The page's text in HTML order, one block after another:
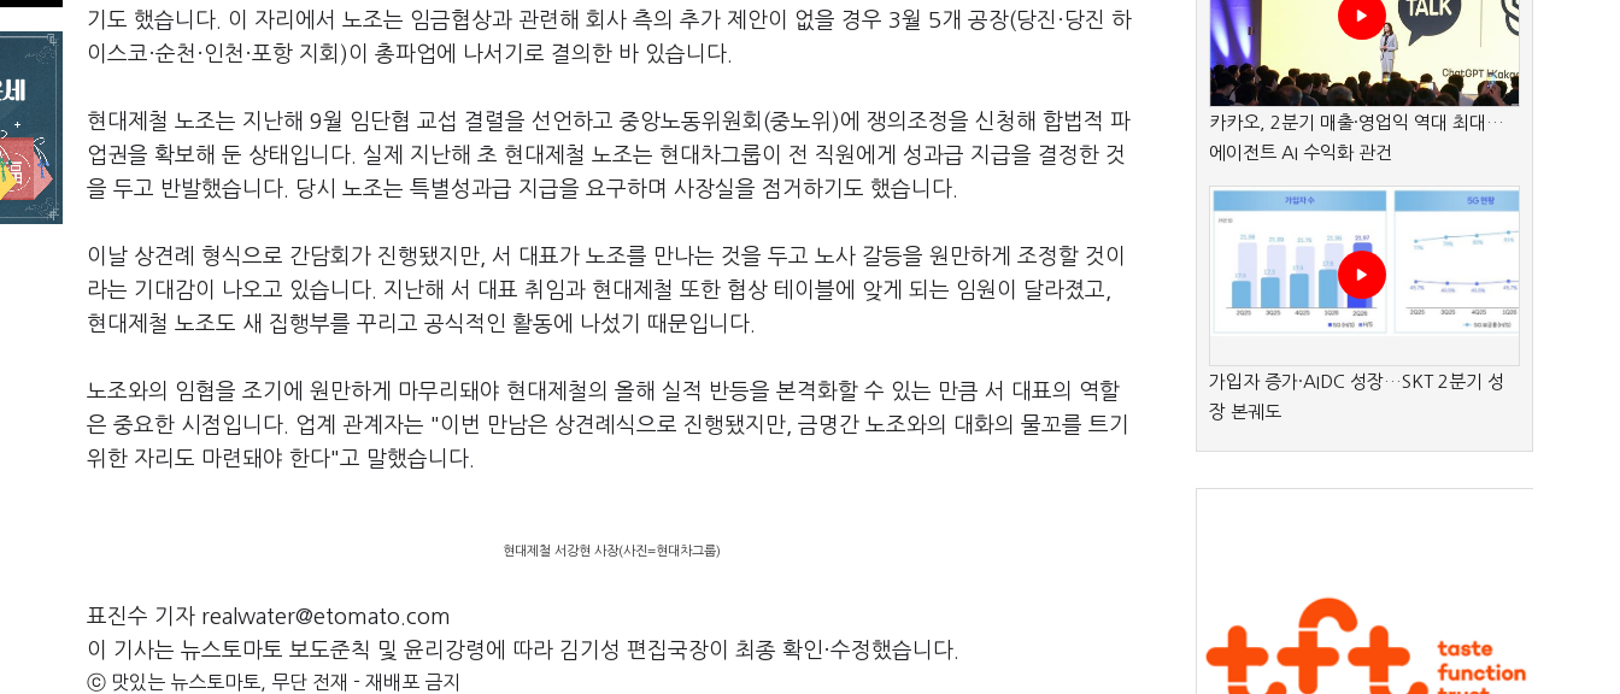
기도 했습니다. 이 자리에서 노조는 임금협상과 관련해 회사 측의 추가 제안이 없을 경우 3월 5개 공장(당진·당진 하
이스코·순천·인천·포항 지회)이 총파업에 나서기로 결의한 바 있습니다.
현대제철 노조는 지난해 9월 임단협 교섭 결렬을 선언하고 중앙노동위원회(중노위)에 쟁의조정을 신청해 합법적 파
업권을 확보해 둔 상태입니다. 실제 지난해 초 현대제철 노조는 현대차그룹이 전 직원에게 성과급 지급을 결정한 것
을 두고 반발했습니다. 당시 노조는 특별성과급 지급을 요구하며 사장실을 점거하기도 했습니다.
이날 상견례 형식으로 간담회가 진행됐지만, 서 대표가 노조를 만나는 것을 두고 노사 갈등을 원만하게 조정할 것이
라는 기대감이 나오고 있습니다. 지난해 서 대표 취임과 현대제철 또한 협상 테이블에 앚게 되는 임원이 달라졌고,
현대제철 노조도 새 집행부를 꾸리고 공식적인 활동에 나섰기 때문입니다.
노조와의 임협을 조기에 원만하게 마무리돼야 현대제철의 올해 실적 반등을 본격화할 수 있는 만큼 서 대표의 역할
은 중요한 시점입니다. 업계 관계자는 "이번 만남은 상견례식으로 진행됐지만, 금명간 노조와의 대화의 물꼬를 트기
위한 자리도 마련돼야 한다"고 말했습니다.
현대제철 서강현 사장(사진=현대차그룹)
표진수 기자 realwater@etomato.com
이 기사는 뉴스토마토 보도준칙 및 윤리강령에 따라 김기성 편집국장이 최종 확인·수정했습니다.
ⓒ 맛있는 뉴스토마토, 무단 전재 - 재배포 금지
카카오, 2분기 매출·영업익 역대 최대…
에이전트 AI 수익화 관건
가입자 증가·AIDC 성장…SKT 2분기 성
장 본궤도